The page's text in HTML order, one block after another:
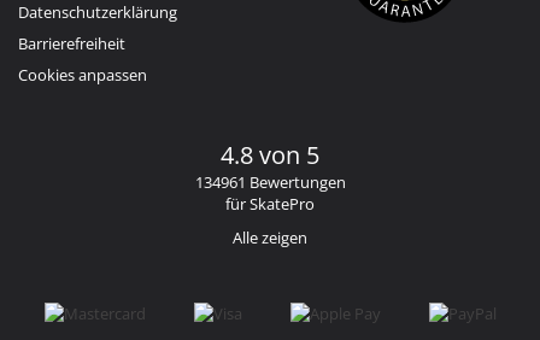
Datenschutzerklärung
Barrierefreiheit
Cookies anpassen
4.8 von 5
134961 Bewertungen
für SkatePro
Alle zeigen